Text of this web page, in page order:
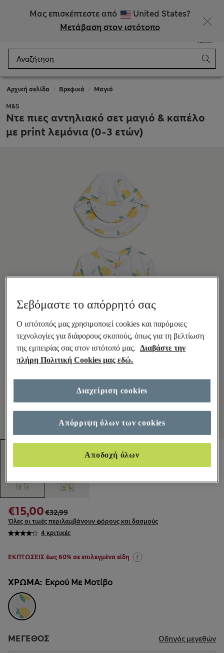
Μας επισκέπτεστε από
United States?
Μετάβαση στον ιστότοπο
Αρχική σελίδα Βρεφικά Μαγιό
M&S
Ντε πιες αντηλιακό σετ μαγιό & καπέλο
με print λεμόνια (0-3 ετών)
4 κριτικές
€32,99
€15,00
Όλες οι τιμές περιλαμβάνουν φόρους και δασμούς
ΕΚΠΤΩΣΕΙΣ έως 60% σε επιλεγμένα είδη
ΧΡΏΜΑ: Εκρού Με Μοτίβο
ΜΈΓΕΘΟΣ Οδηγός μεγεθών
Σεβόμαστε το απόρρητό σας
Ο ιστότοπός μας χρησιμοποιεί cookies και παρόμοιες
τεχνολογίες για διάφορους σκοπούς, όπως για τη βελτίωση
της εμπειρίας σας στον ιστότοπό μας.
Διαβάστε την
πλήρη Πολιτική Cookies μας εδώ.
Απόρριψη όλων των cookies
Αποδοχή όλων
Διαχείριση cookies